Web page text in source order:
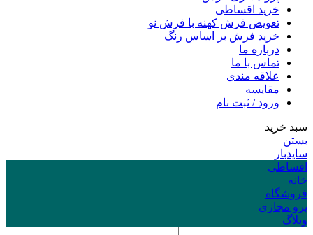
خرید اقساطی
تعویض فرش کهنه با فرش نو
خرید فرش بر اساس رنگ
درباره ما
تماس با ما
علاقه مندی
مقایسه
ورود / ثبت نام
سبد خرید
بستن
سایدبار
اقساطی
خانه
فروشگاه
پرو مجازی
وبلاگ